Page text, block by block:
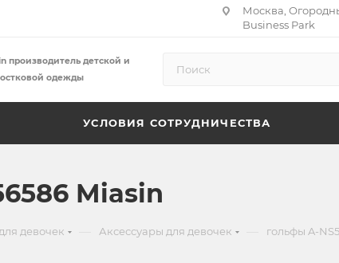
Москва,
Business Park
производитель детской и
одежды
УСЛОВИЯ СОТРУДНИЧЕСТВА
Miasin
девочек Аксессуары для девочек гольфы A-